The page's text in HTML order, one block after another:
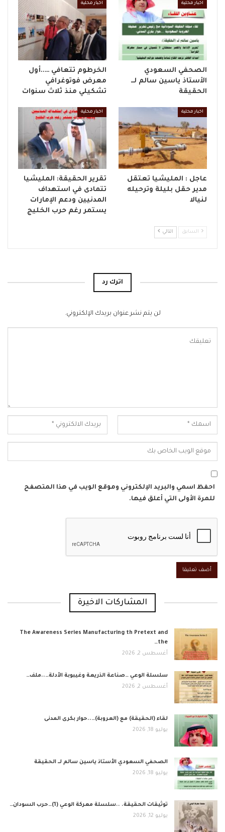
اخبار محلية
الصحفي السعودي
الأستاذ ياسين سالم لــ
الحقيقة
اخبار محلية
الخرطوم تتعافي …..أول
معرض فوتوغرافي
تشكيلي منذ ثلاث سنوات
اخبار محلية
عاجل : المليشيا تعتقل
مدير حقل بليلة وترحيله
لنيالا
اخبار محلية
تقرير الحقيقة: المليشيا
تتمادى في استهداف
المدنيين ودعم الإمارات
يستمر رغم حرب الخليج
السابق التالي
اترك رد
لن يتم نشر عنوان بريدك الإلكتروني.
احفظ اسمي والبريد الإلكتروني وموقع الويب في هذا المتصفح
للمرة الأولى التي أعلق فيها.
المشاركات الاخيرة
The Awareness Series Manufacturing th Pretext and
the…
أغسطس 2, 2026
​سلسلة الوعي …صناعة الذريعة وغيبوبة الأدلة…..ملف…
أغسطس 2, 2026
لقاء (الحقيقة) مع (العروبة)…..حوار بكرى المدنى
يوليو 18, 2026
الصحفي السعودي الأستاذ ياسين سالم لــ الحقيقة
يوليو 18, 2026
توثيقات الحقيقة. ..سلسلة معركة الوعي (1)…حرب السودان…
يوليو 12, 2026